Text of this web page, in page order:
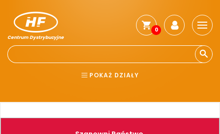
Centrum Dystrybucyjne
0
POKAŻ DZIAŁY
NARZĘDZIA SPAWALNICTWO